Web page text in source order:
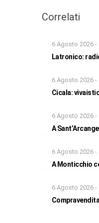
Correlati
6 Agosto 2026 -
Latronico:
6 Agosto 2026 -
Cicala:
6 Agosto 2026 -
A
6 Agosto 2026 -
A Monticchio
6 Agosto 2026 -